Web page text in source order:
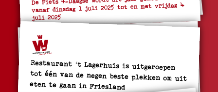
vanaf dinsdag 1 juli 2025 tot en met vrijdag 4
juli 2025
Restaurant ‘t Lagerhuis is uitgeroepen
tot één van de negen beste plekken om uit
eten te gaan in Friesland